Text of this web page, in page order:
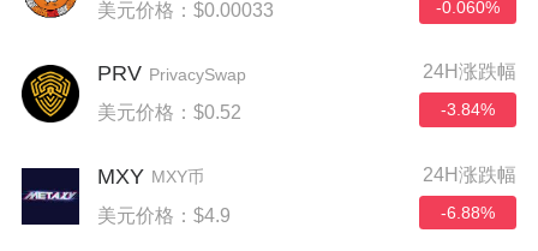
美元价格：$0.00033 -0.060%
PRV PrivacySwap
美元价格：$0.52
24H涨跌幅
-3.84%
MXY MXY币
美元价格：$4.9
24H涨跌幅
-6.88%